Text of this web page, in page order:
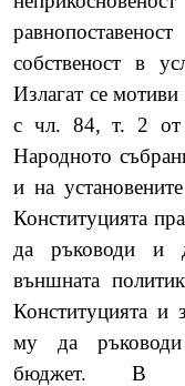
собственост в
Излагат се мотиви
с чл. 84, т. 2 от
Народното
и на
Конституцията
да ръководи и
външната
Конституцията и
му да ръководи
бюджет. В